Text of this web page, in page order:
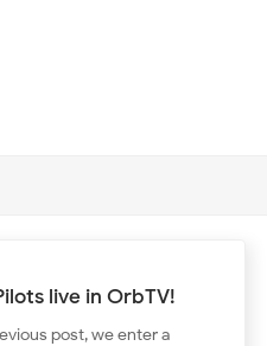
live in OrbTV!
post, we enter a